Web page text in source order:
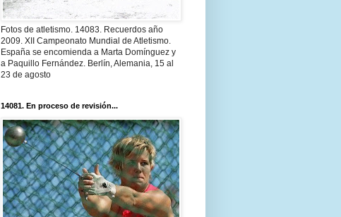
Fotos de atletismo. 14083. Recuerdos año
2009. XII Campeonato Mundial de Atletismo.
España se encomienda a Marta Domínguez y
a Paquillo Fernández. Berlín, Alemania, 15 al
23 de agosto
14081. En proceso de revisión...